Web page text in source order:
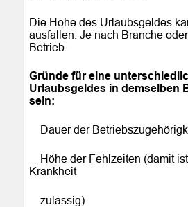
Die Höhe des Urlaubsgeldes
ausfallen. Je nach Branche
Betrieb.
Gründe für eine
Urlaubsgeldes in demselben
sein:
Dauer der
Höhe der Fehlzeiten (damit
Krankheit
    zulässig)